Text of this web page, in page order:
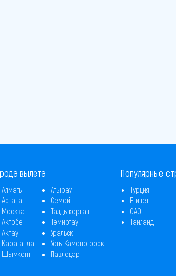
вылета
Алматы
Астана
Москва
Актобе
Актау
Караганда
Шымкент
Атырау
Семей
Талдыкорган
Темиртау
Уральск
Усть-Каменогорск
Павлодар
Популярные
Турция
Египет
ОАЭ
Таиланд